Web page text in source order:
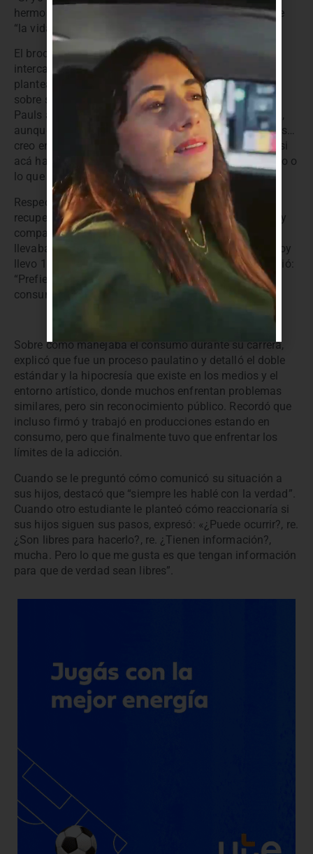
hermoso que me dio la vida,” concluyó, afirmando que
“la vida, no la muerte,” fue el verdadero premio.
El broche de oro del evento fue una instancia de
intercambio entre Pauls y los estudiantes, quienes
plantearon preguntas muy interesantes. Consultado
sobre si su experiencia lo había vuelto más creyente,
Pauls aclaró que no se trataba de una charla religiosa,
aunque afirmó con convicción: “Claro que creo en Dios…
creo en mi Dios, yo lo llamo poder superior, para que, si
acá hay algún judío, católico, musulmán, mahometano o
lo que sea, cada uno pueda creer en ese Dios”.
Respecto a si había recaído después de iniciar su
recuperación, reconoció que la adicción no tiene cura y
compartió la reciente muerte de un compañero que
llevaba 15 años limpio y que recayó trágicamente. “Hoy
llevo 17 años y 8 meses en recuperación,” dijo, y añadió:
“Prefiero un mal día limpio que el mejor de los días
consumiendo.”
Sobre cómo manejaba el consumo durante su carrera,
explicó que fue un proceso paulatino y detalló el doble
estándar y la hipocresía que existe en los medios y el
entorno artístico, donde muchos enfrentan problemas
similares, pero sin reconocimiento público. Recordó que
incluso firmó y trabajó en producciones estando en
consumo, pero que finalmente tuvo que enfrentar los
límites de la adicción.
Cuando se le preguntó cómo comunicó su situación a
sus hijos, destacó que “siempre les hablé con la verdad”.
Cuando otro estudiante le planteó cómo reaccionaría si
sus hijos siguen sus pasos, expresó: «¿Puede ocurrir?, re.
¿Son libres para hacerlo?, re. ¿Tienen información?,
mucha. Pero lo que me gusta es que tengan información
para que de verdad sean libres”.